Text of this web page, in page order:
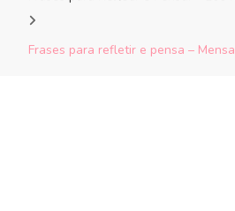
Frases para refletir e pensa –